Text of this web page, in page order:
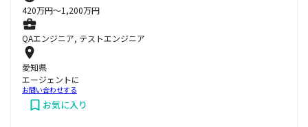
420万円〜1,200万円
QAエンジニア, テストエンジニア
愛知県
エージェントに
お問い合わせする
お気に入り